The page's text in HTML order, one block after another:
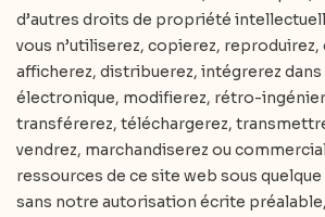
d’autres droits de propriété
vous n’utiliserez, copierez, reproduirez,
afficherez, distribuerez, intégrerez
électronique, modifierez, rétro-
transférerez, téléchargerez,
vendrez, marchandiserez ou
ressources de ce site web sous
sans notre autorisation écrite